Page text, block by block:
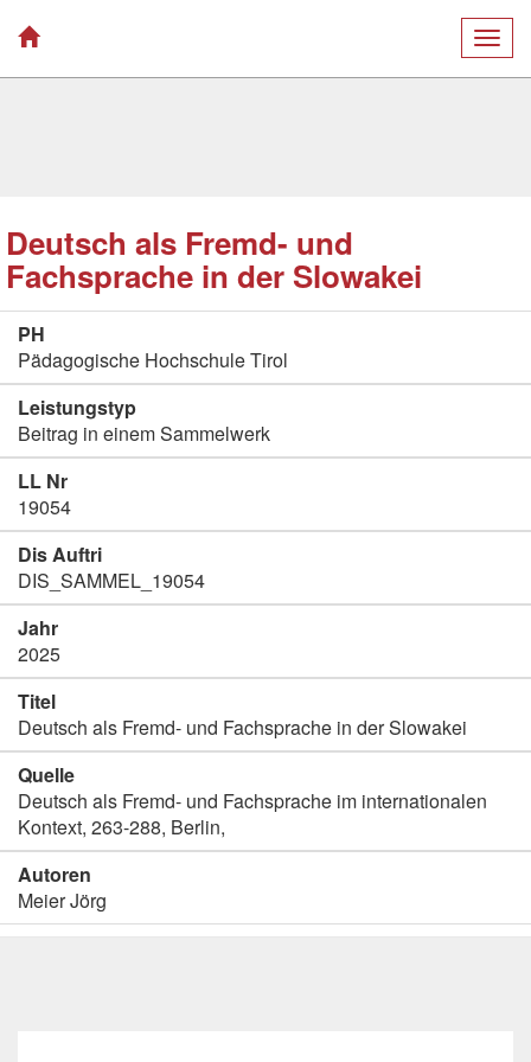
Deutsch als Fremd- und
Fachsprache in der Slowakei
PH
Pädagogische Hochschule Tirol
Leistungstyp
Beitrag in einem Sammelwerk
LL Nr
19054
Dis Auftri
DIS_SAMMEL_19054
Jahr
2025
Titel
Deutsch als Fremd- und Fachsprache in der Slowakei
Quelle
Deutsch als Fremd- und Fachsprache im internationalen
Kontext, 263-288, Berlin,
Autoren
Meier Jörg